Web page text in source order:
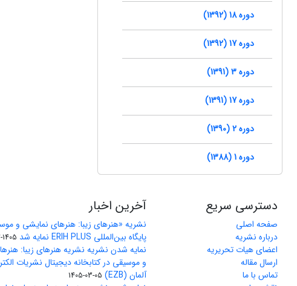
دوره 18 (1392)
دوره 17 (1392)
دوره 3 (1391)
دوره 17 (1391)
دوره 2 (1390)
دوره 1 (1388)
دسترسی سریع
صفحه اصلی
درباره نشریه
اعضای هیات تحریریه
ارسال مقاله
تماس با ما
آخرین اخبار
نشریه «هنرهای زیبا: هنرهای نمایشی و
پایگاه بین‌المللی ERIH PLUS نمایه شد
1405-03-18
نمایه شدن نشریه نشریه هنرهای زیبا:
و موسیقی در کتابخانه دیجیتال نشریات
آلمان (EZB)
1405-03-05